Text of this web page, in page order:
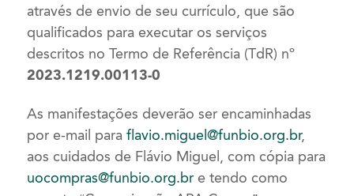
através de envio de seu currículo, que são
qualificados para executar os serviços
descritos no Termo de Referência (TdR) nº
2023.1219.00113-0
As manifestações deverão ser encaminhadas
por e-mail paraflavio.miguel@funbio.org.br,
aos cuidados de Flávio Miguel, com cópia para
uocompras@funbio.org.br e tendo como